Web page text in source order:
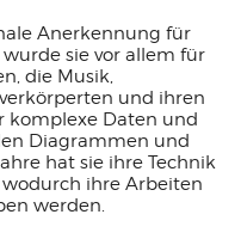
Anerkennung für
sie vor allem für
die Musik,
und ihren
komplexe Daten und
Diagrammen und
hat sie ihre Technik
ihre Arbeiten
werden.